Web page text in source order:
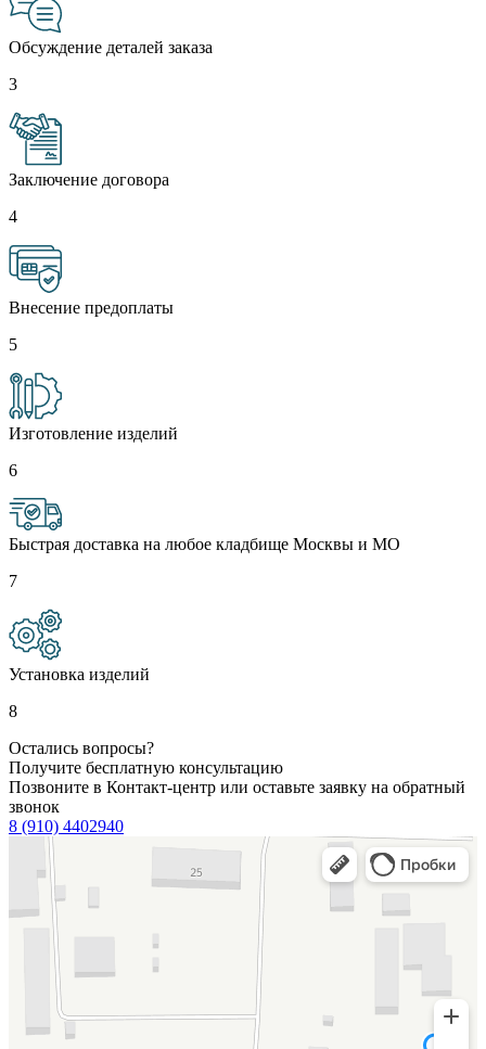
Обсуждение деталей заказа
3
Заключение договора
4
Внесение предоплаты
5
Изготовление изделий
6
Быстрая доставка на любое кладбище Москвы и МО
7
Установка изделий
8
Остались вопросы?
Получите бесплатную консультацию
Позвоните в Контакт-центр или оставьте заявку на обратный
звонок
8 (910) 4402940